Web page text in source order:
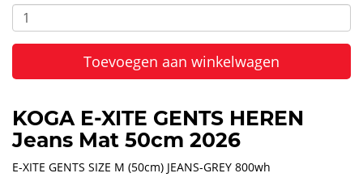
Toevoegen aan winkelwagen
KOGA E-XITE GENTS HEREN
Jeans Mat 50cm 2026
E-XITE GENTS SIZE M (50cm) JEANS-GREY 800wh